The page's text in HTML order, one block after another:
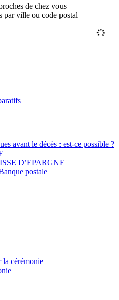
de chez vous
par ville ou code postal
avant le décès : est-ce possible ?
D’EPARGNE
postale
la cérémonie